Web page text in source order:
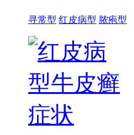
寻常型 红皮病型 脓疱型